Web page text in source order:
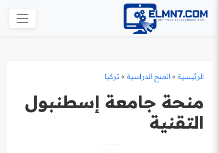
الرئيسية » المنح الدراسية » تركيا
منحة جامعة إسطنبول
التقنية